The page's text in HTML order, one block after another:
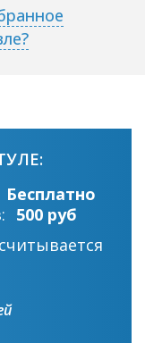
Бесплатно
500 руб